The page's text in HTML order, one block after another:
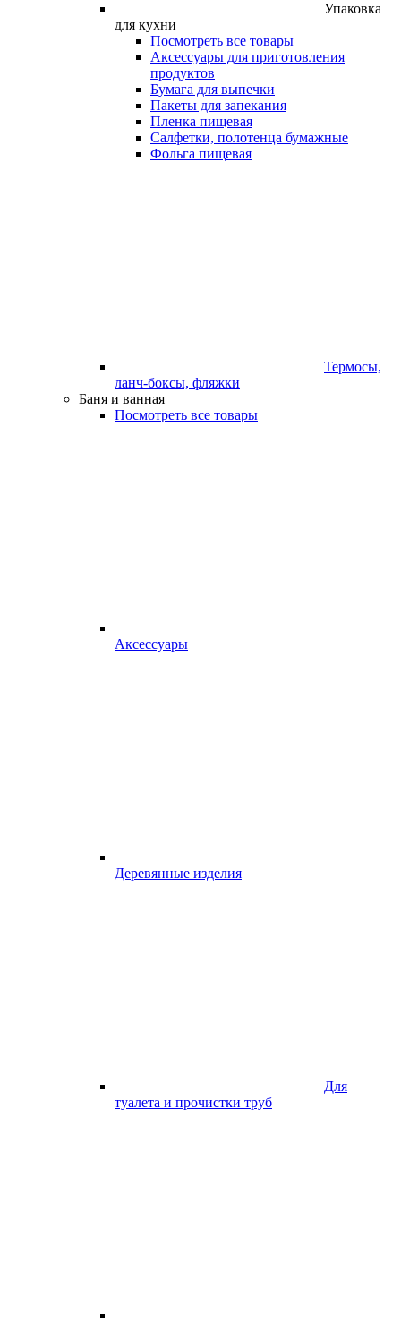
Упаковка
для кухни
Посмотреть все товары
Аксессуары для приготовления
продуктов
Бумага для выпечки
Пакеты для запекания
Пленка пищевая
Салфетки, полотенца бумажные
Фольга пищевая
Термосы,
ланч-боксы, фляжки
Баня и ванная
Посмотреть все товары
Аксессуары
Деревянные изделия
Для
туалета и прочистки труб